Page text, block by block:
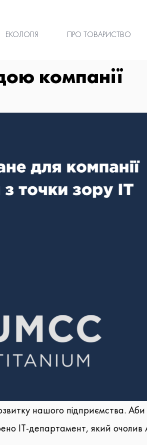
ЕКОЛОГІЯ ПРО ТОВАРИСТВО
компанії
нашого підприємства.
IT-департамент, який очолив